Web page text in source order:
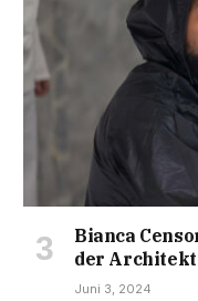
Bianca
der
Juni 3, 2024